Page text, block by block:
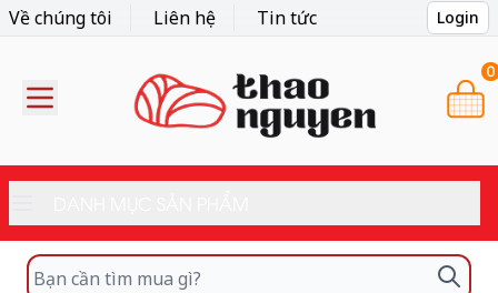
Về chúng tôi Liên hệ Tin tức Login
0